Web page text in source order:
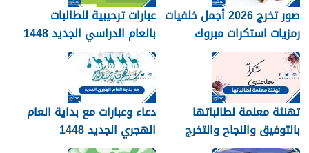
صور تخرج 2026 أجمل خلفيات
رمزيات استكرات مبروك
التخرج 1448
عبارات ترحيبية للطالبات
بالعام الدراسي الجديد 1448
بالصور
تهنئة معلمة لطالباتها
بالتوفيق والنجاح والتخرج
2026
دعاء وعبارات مع بداية العام
الهجري الجديد 1448